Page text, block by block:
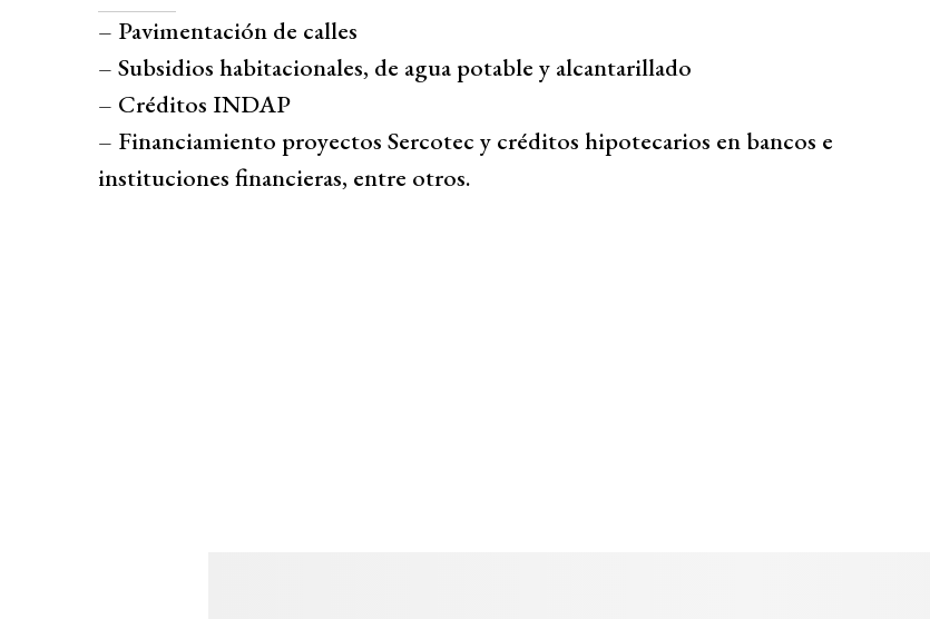
– Pavimentación de calles
– Subsidios habitacionales, de agua potable y alcantarillado
– Créditos INDAP
– Financiamiento proyectos Sercotec y créditos hipotecarios en bancos e
instituciones financieras, entre otros.